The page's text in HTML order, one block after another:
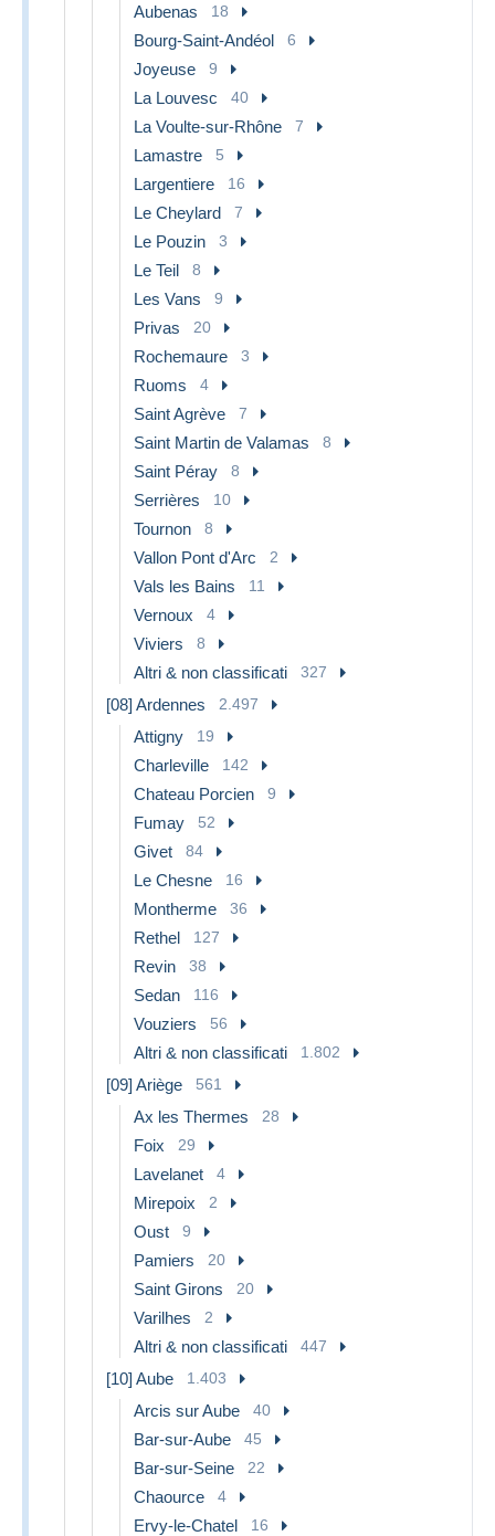
Aubenas 18
Bourg-Saint-Andéol 6
Joyeuse 9
La Louvesc 40
La Voulte-sur-Rhône 7
Lamastre 5
Largentiere 16
Le Cheylard 7
Le Pouzin 3
Le Teil 8
Les Vans 9
Privas 20
Rochemaure 3
Ruoms 4
Saint Agrève 7
Saint Martin de Valamas 8
Saint Péray 8
Serrières 10
Tournon 8
Vallon Pont d'Arc 2
Vals les Bains 11
Vernoux 4
Viviers 8
Altri & non classificati 327
[08] Ardennes 2.497
Attigny 19
Charleville 142
Chateau Porcien 9
Fumay 52
Givet 84
Le Chesne 16
Montherme 36
Rethel 127
Revin 38
Sedan 116
Vouziers 56
Altri & non classificati 1.802
[09] Ariège 561
Ax les Thermes 28
Foix 29
Lavelanet 4
Mirepoix 2
Oust 9
Pamiers 20
Saint Girons 20
Varilhes 2
Altri & non classificati 447
[10] Aube 1.403
Arcis sur Aube 40
Bar-sur-Aube 45
Bar-sur-Seine 22
Chaource 4
Ervy-le-Chatel 16